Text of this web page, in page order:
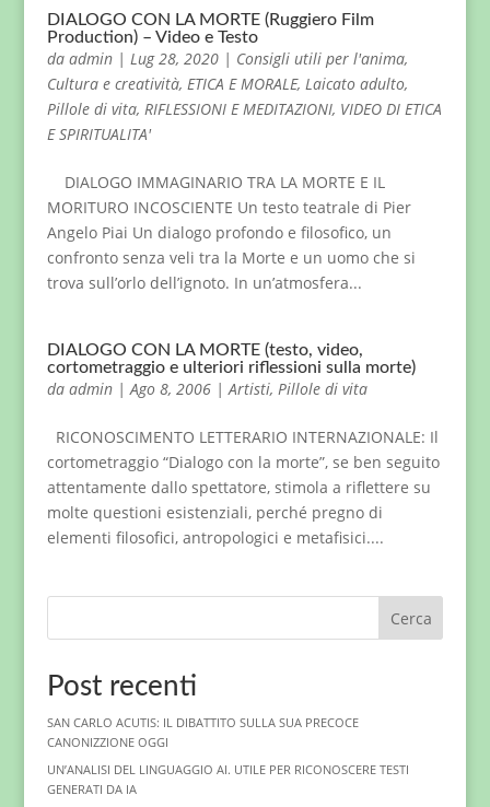
DIALOGO CON LA MORTE (Ruggiero Film
Production) – Video e Testo
da admin| Lug 28, 2020| Consigli utili per l'anima,
Cultura e creatività, ETICA E MORALE, Laicato adulto,
Pillole di vita, RIFLESSIONI E MEDITAZIONI, VIDEO DI ETICA
E SPIRITUALITA'
DIALOGO IMMAGINARIO TRA LA MORTE E IL
MORITURO INCOSCIENTE Un testo teatrale di Pier
Angelo Piai Un dialogo profondo e filosofico, un
confronto senza veli tra la Morte e un uomo che si
trova sull’orlo dell’ignoto. In un’atmosfera...
DIALOGO CON LA MORTE (testo, video,
cortometraggio e ulteriori riflessioni sulla morte)
da admin|Ago 8, 2006|Artisti, Pillole di vita
RICONOSCIMENTO LETTERARIO INTERNAZIONALE: Il
cortometraggio “Dialogo con la morte”, se ben seguito
attentamente dallo spettatore, stimola a riflettere su
molte questioni esistenziali, perché pregno di
elementi filosofici, antropologici e metafisici....
Cerca
Post recenti
SAN CARLO ACUTIS: IL DIBATTITO SULLA SUA PRECOCE
CANONIZZIONE OGGI
UN’ANALISI DEL LINGUAGGIO AI. UTILE PER RICONOSCERE TESTI
GENERATI DA IA